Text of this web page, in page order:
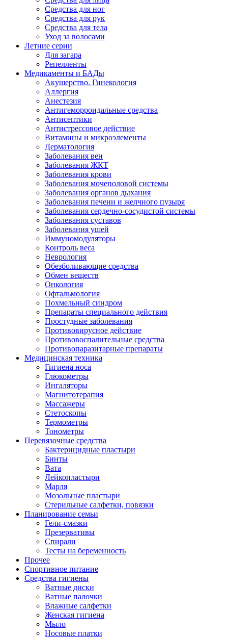
Средства для ног
Средства для рук
Средства для тела
Уход за волосами
Летние серии
Для загара
Репелленты
Медикаменты и БАДы
Акушерство. Гинекология
Аллергия
Анестезия
Антигеморроидальные средства
Антисептики
Антистрессовое действие
Витамины и микроэлементы
Дерматология
Заболевания вен
Заболевания ЖКТ
Заболевания крови
Заболевания мочеполовой системы
Заболевания органов дыхания
Заболевания печени и желчного пузыря
Заболевания сердечно-сосудистой системы
Заболевания суставов
Заболевания ушей
Иммуномодуляторы
Контроль веса
Неврология
Обезболивающие средства
Обмен веществ
Онкология
Офтальмология
Похмельный синдром
Препараты специального действия
Простудные заболевания
Противовирусное действие
Противовоспалительные средства
Противопаразитарные препараты
Медицинская техника
Гигиена носа
Глюкометры
Ингаляторы
Магнитотерапия
Массажеры
Стетоскопы
Термометры
Тонометры
Перевязочные средства
Бактерицидные пластыри
Бинты
Вата
Лейкопластыри
Марля
Мозольные пластыри
Стерильные салфетки, повязки
Планирование семьи
Гели-смазки
Презервативы
Спирали
Тесты на беременность
Прочее
Спортивное питание
Средства гигиены
Ватные диски
Ватные палочки
Влажные салфетки
Женская гигиена
Мыло
Носовые платки